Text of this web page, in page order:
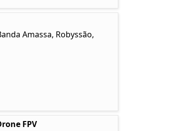
Amassa, Robyssão,
FPV